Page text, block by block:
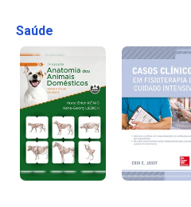
Saúde